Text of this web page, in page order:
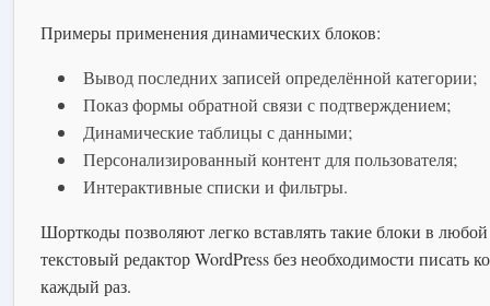
Примеры применения динамических блоков:
Вывод последних записей определённой категории;
Показ формы обратной связи с подтверждением;
Динамические таблицы с данными;
Персонализированный контент для пользователя;
Интерактивные списки и фильтры.
Шорткоды позволяют легко вставлять такие блоки в любой
текстовый редактор WordPress без необходимости писать
каждый раз.